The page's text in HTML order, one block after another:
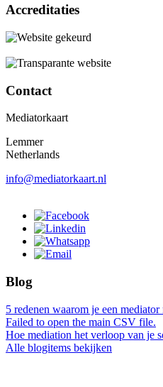
Accreditaties
Contact
Mediatorkaart
Lemmer
Netherlands
info@mediatorkaart.nl
Blog
5 redenen waarom je een
Failed to open the main CSV file.
Hoe mediation het verloop van je
Alle blogitems bekijken